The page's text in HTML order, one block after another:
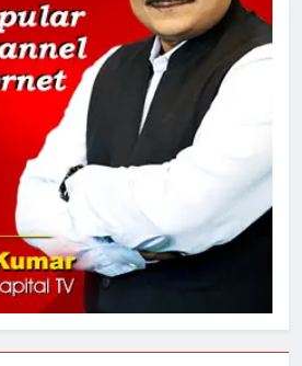
अमर शहीद ठाकुर रोशन सिंह के नाम पर
स्वरूप रानी नेहरू चिकित्सालय का
नामकरण करने की मांग को लेकर
अनिश्चितकालीन धरना शुरू
289 एकड़ भूमि पर विकसित होगा कार्बन-
फ्री डेटा सेंटर, हजारों उच्च-कुशल
रोजगार सृजन की संभावना
UP में ग्रामीण बिजली आपूर्ति से कृषि,
डेयरी, कुटीर उद्योग और स्वरोजगार को
मिला बढ़ावा